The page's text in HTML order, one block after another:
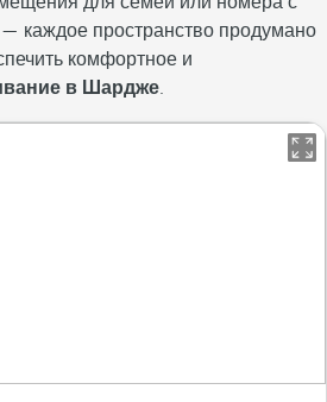
— каждое пространство продумано
комфортное и
в Шардже.